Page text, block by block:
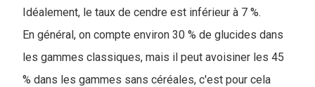
Idéalement, le taux de cendre est inférieur à 7 %.
En général, on compte environ 30 % de glucides dans
les gammes classiques, mais il peut avoisiner les 45
% dans les gammes sans céréales, c'est pour cela